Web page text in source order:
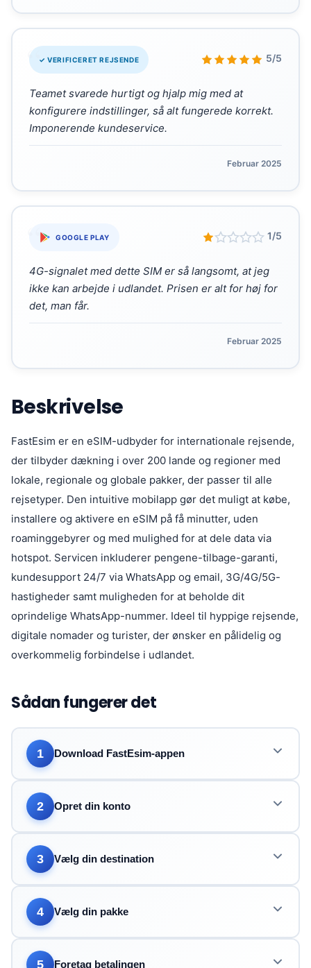
✓ VERIFICERET REJSENDE 5/5
“
Teamet svarede hurtigt og hjalp mig med at
konfigurere indstillinger, så alt fungerede korrekt.
Imponerende kundeservice.
Februar 2025
GOOGLE PLAY 1/5
“
4G-signalet med dette SIM er så langsomt, at jeg
ikke kan arbejde i udlandet. Prisen er alt for høj for
det, man får.
Februar 2025
Beskrivelse
FastEsim er en eSIM-udbyder for internationale rejsende,
der tilbyder dækning i over 200 lande og regioner med
lokale, regionale og globale pakker, der passer til alle
rejsetyper. Den intuitive mobilapp gør det muligt at købe,
installere og aktivere en eSIM på få minutter, uden
roaminggebyrer og med mulighed for at dele data via
hotspot. Servicen inkluderer pengene-tilbage-garanti,
kundesupport 24/7 via WhatsApp og email, 3G/4G/5G-
hastigheder samt muligheden for at beholde dit
oprindelige WhatsApp-nummer. Ideel til hyppige rejsende,
digitale nomader og turister, der ønsker en pålidelig og
overkommelig forbindelse i udlandet.
Sådan fungerer det
1 Download FastEsim-appen
2 Opret din konto
3 Vælg din destination
4 Vælg din pakke
5 Foretag betalingen